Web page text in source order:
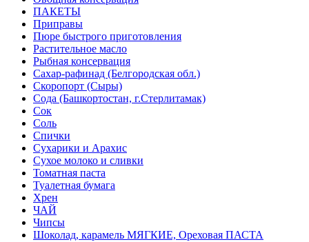
ПАКЕТЫ
Приправы
Пюре быстрого приготовления
Растительное масло
Рыбная консервация
Сахар-рафинад (Белгородская обл.)
Скоропорт (Сыры)
Сода (Башкортостан, г.Стерлитамак)
Сок
Соль
Спички
Сухарики и Арахис
Сухое молоко и сливки
Томатная паста
Туалетная бумага
Хрен
ЧАЙ
Чипсы
Шоколад, карамель МЯГКИЕ, Ореховая ПАСТА